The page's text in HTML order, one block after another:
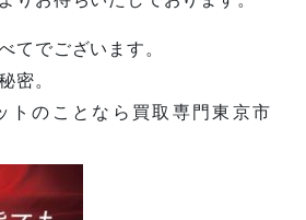
てでございます。
密。
トのことなら買取専門東京市